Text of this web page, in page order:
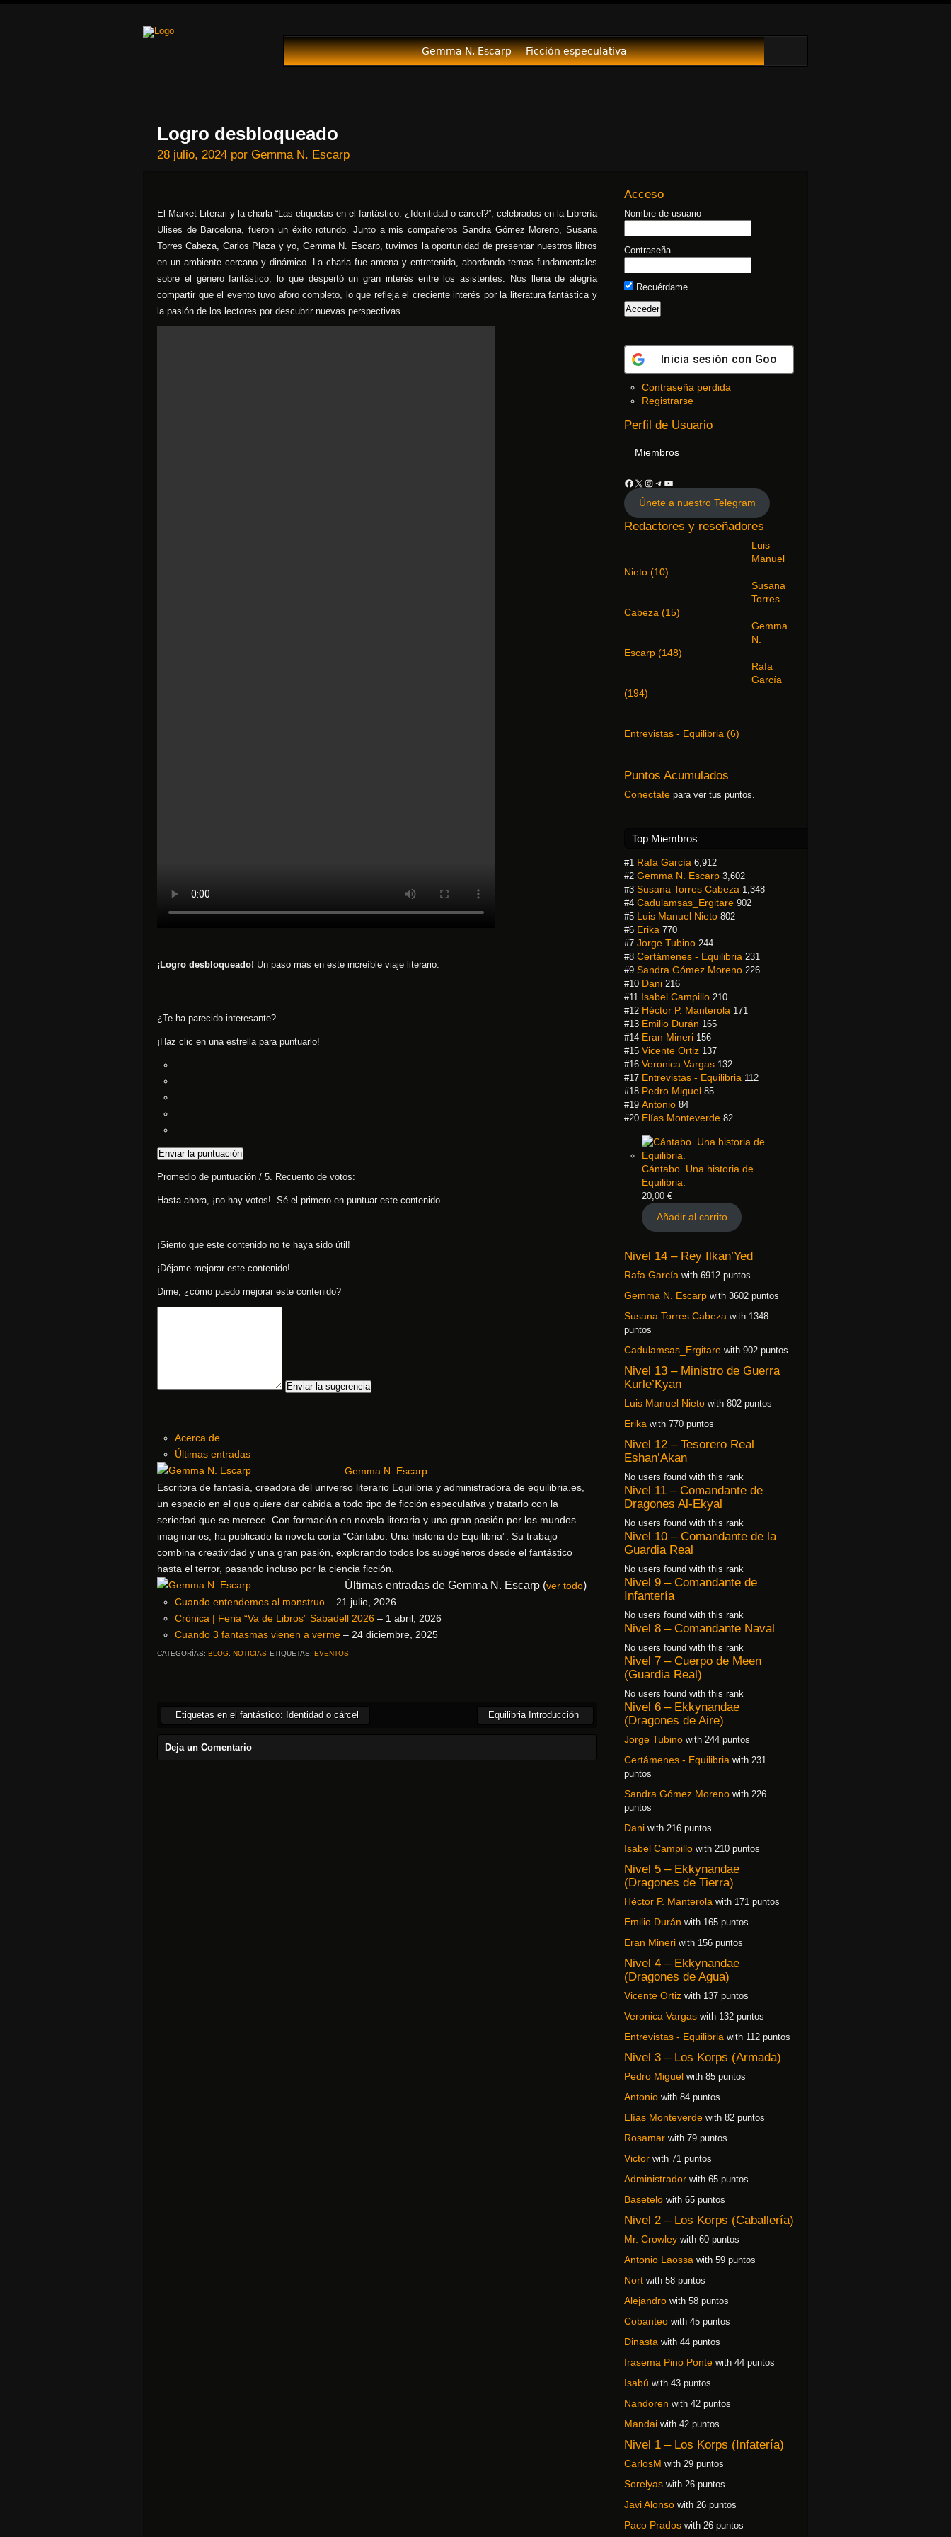
Gemma N. Escarp Ficción especulativa
Logro desbloqueado
28 julio, 2024 por Gemma N. Escarp
El Market Literari y la charla “Las etiquetas en el fantástico: ¿Identidad o cárcel?”, celebrados en la Librería
Ulises de Barcelona, fueron un éxito rotundo. Junto a mis compañeros Sandra Gómez Moreno, Susana
Torres Cabeza, Carlos Plaza y yo, Gemma N. Escarp, tuvimos la oportunidad de presentar nuestros libros
en un ambiente cercano y dinámico. La charla fue amena y entretenida, abordando temas fundamentales
sobre el género fantástico, lo que despertó un gran interés entre los asistentes. Nos llena de alegría
compartir que el evento tuvo aforo completo, lo que refleja el creciente interés por la literatura fantástica y
la pasión de los lectores por descubrir nuevas perspectivas.
¡Logro desbloqueado! Un paso más en este increíble viaje literario.
¿Te ha parecido interesante?
¡Haz clic en una estrella para puntuarlo!
Enviar la puntuación
Promedio de puntuación / 5. Recuento de votos:
Hasta ahora, ¡no hay votos!. Sé el primero en puntuar este contenido.
¡Siento que este contenido no te haya sido útil!
¡Déjame mejorar este contenido!
Dime, ¿cómo puedo mejorar este contenido?
Enviar la sugerencia
Acerca de
Últimas entradas
Gemma N. Escarp
Escritora de fantasía, creadora del universo literario Equilibria y administradora de equilibria.es,
un espacio en el que quiere dar cabida a todo tipo de ficción especulativa y tratarlo con la
seriedad que se merece. Con formación en novela literaria y una gran pasión por los mundos
imaginarios, ha publicado la novela corta “Cántabo. Una historia de Equilibria”. Su trabajo
combina creatividad y una gran pasión, explorando todos los subgéneros desde el fantástico
hasta el terror, pasando incluso por la ciencia ficción.
Últimas entradas de Gemma N. Escarp (ver todo)
Cuando entendemos al monstruo – 21 julio, 2026
Crónica | Feria “Va de Libros” Sabadell 2026 – 1 abril, 2026
Cuando 3 fantasmas vienen a verme – 24 diciembre, 2025
CATEGORÍAS: BLOG NOTICIAS ETIQUETAS: EVENTOS
Etiquetas en el fantástico: Identidad o cárcel Equilibria Introducción
Deja un Comentario
Acceso
Nombre de usuario
Contraseña
Recuérdame
Inicia sesión con Google
Contraseña perdida
Registrarse
Perfil de Usuario
Miembros
Únete a nuestro Telegram
Redactores y reseñadores
Luis
Manuel
Nieto (10)
Susana
Torres
Cabeza (15)
Gemma
N.
Escarp (148)
Rafa
García
(194)
Entrevistas - Equilibria (6)
Puntos Acumulados
Conectate para ver tus puntos.
Top Miembros
#1 Rafa García 6,912
#2 Gemma N. Escarp 3,602
#3 Susana Torres Cabeza 1,348
#4 Cadulamsas_Ergitare 902
#5 Luis Manuel Nieto 802
#6 Erika 770
#7 Jorge Tubino 244
#8 Certámenes - Equilibria 231
#9 Sandra Gómez Moreno 226
#10 Dani 216
#11 Isabel Campillo 210
#12 Héctor P. Manterola 171
#13 Emilio Durán 165
#14 Eran Mineri 156
#15 Vicente Ortiz 137
#16 Veronica Vargas 132
#17 Entrevistas - Equilibria 112
#18 Pedro Miguel 85
#19 Antonio 84
#20 Elías Monteverde 82
Cántabo. Una historia de
Equilibria.
20,00 €
Añadir al carrito
Nivel 14 – Rey Ilkan’Yed
Rafa García with 6912 puntos
Gemma N. Escarp with 3602 puntos
Susana Torres Cabeza with 1348
puntos
Cadulamsas_Ergitare with 902 puntos
Nivel 13 – Ministro de Guerra
Kurle’Kyan
Luis Manuel Nieto with 802 puntos
Erika with 770 puntos
Nivel 12 – Tesorero Real
Eshan’Akan
No users found with this rank
Nivel 11 – Comandante de
Dragones Al-Ekyal
No users found with this rank
Nivel 10 – Comandante de la
Guardia Real
No users found with this rank
Nivel 9 – Comandante de
Infantería
No users found with this rank
Nivel 8 – Comandante Naval
No users found with this rank
Nivel 7 – Cuerpo de Meen
(Guardia Real)
No users found with this rank
Nivel 6 – Ekkynandae
(Dragones de Aire)
Jorge Tubino with 244 puntos
Certámenes - Equilibria with 231
puntos
Sandra Gómez Moreno with 226
puntos
Dani with 216 puntos
Isabel Campillo with 210 puntos
Nivel 5 – Ekkynandae
(Dragones de Tierra)
Héctor P. Manterola with 171 puntos
Emilio Durán with 165 puntos
Eran Mineri with 156 puntos
Nivel 4 – Ekkynandae
(Dragones de Agua)
Vicente Ortiz with 137 puntos
Veronica Vargas with 132 puntos
Entrevistas - Equilibria with 112 puntos
Nivel 3 – Los Korps (Armada)
Pedro Miguel with 85 puntos
Antonio with 84 puntos
Elías Monteverde with 82 puntos
Rosamar with 79 puntos
Victor with 71 puntos
Administrador with 65 puntos
Basetelo with 65 puntos
Nivel 2 – Los Korps (Caballería)
Mr. Crowley with 60 puntos
Antonio Laossa with 59 puntos
Nort with 58 puntos
Alejandro with 58 puntos
Cobanteo with 45 puntos
Dinasta with 44 puntos
Irasema Pino Ponte with 44 puntos
Isabú with 43 puntos
Nandoren with 42 puntos
Mandai with 42 puntos
Nivel 1 – Los Korps (Infatería)
CarlosM with 29 puntos
Sorelyas with 26 puntos
Javi Alonso with 26 puntos
Paco Prados with 26 puntos